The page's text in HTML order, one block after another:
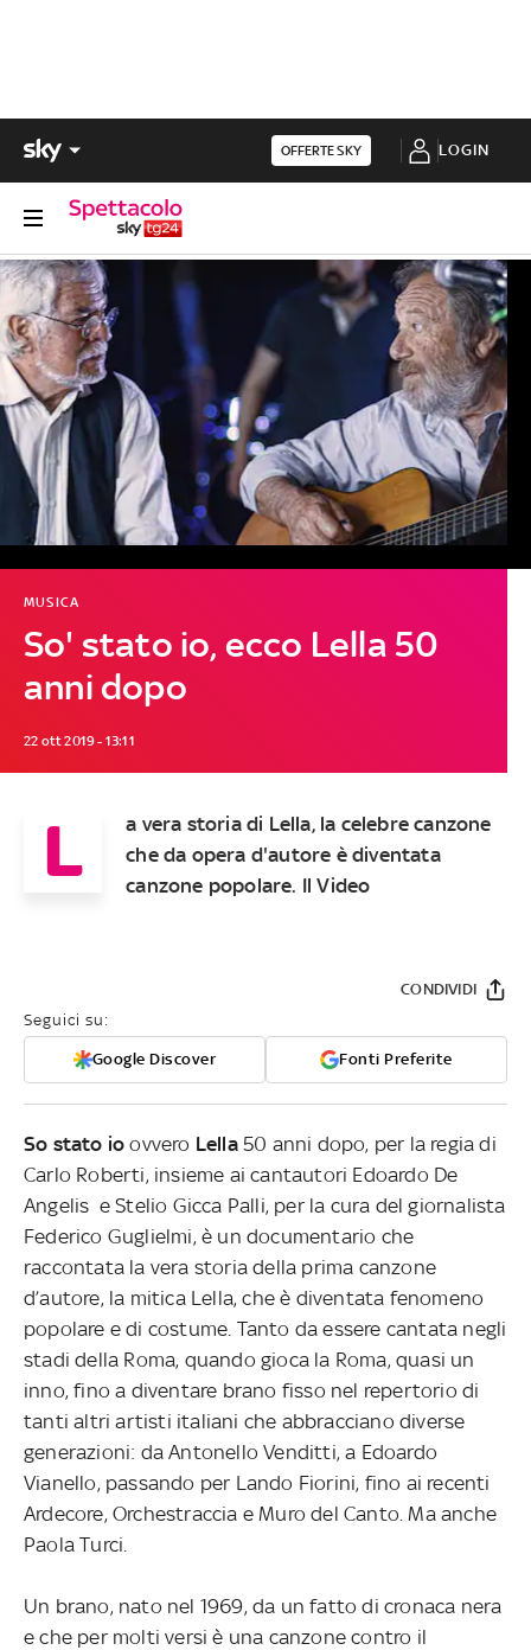
OFFERTE SKY LOGIN
So' stato io, ecco Lella 50
anni dopo
MUSICA
22 ott 2019 - 13:11
L a vera storia di Lella, la celebre canzone
che da opera d'autore è diventata
canzone popolare. IlVideo
Seguici su:
Google Discover Fonti Preferite
CONDIVIDI
So stato io ovvero Lella50 anni dopo, per la regia di
Carlo Roberti, insieme ai cantautori Edoardo De
Angelis e Stelio Gicca Palli, per la cura del giornalista
Federico Guglielmi, è un documentario che
raccontata la vera storia della prima canzone
d’autore, la mitica Lella, che è diventata fenomeno
popolare e di costume. Tanto da essere cantata negli
stadi della Roma, quando gioca la Roma, quasi un
inno, fino a diventare brano fisso nel repertorio di
tanti altri artisti italiani che abbracciano diverse
generazioni: da Antonello Venditti, a Edoardo
Vianello, passando per Lando Fiorini, fino ai recenti
Ardecore, Orchestraccia e Muro del Canto. Ma anche
Paola Turci.
Un brano, nato nel 1969, da un fatto di cronaca nera
e che per molti versi è una canzone contro il